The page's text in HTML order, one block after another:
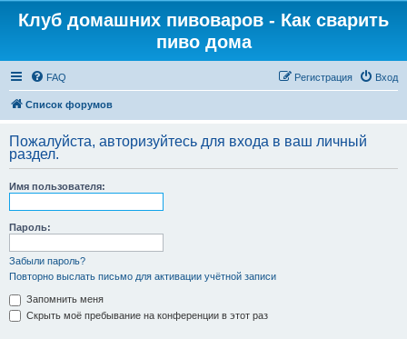
Клуб домашних пивоваров - Как cварить
пиво дома
FAQ Вход
Регистрация
Список форумов
Пожалуйста, авторизуйтесь для входа в ваш личный
раздел.
Имя пользователя:
Пароль:
Забыли пароль?
Повторно выслать письмо для активации учётной записи
Запомнить меня
Скрыть моё пребывание на конференции в этот раз